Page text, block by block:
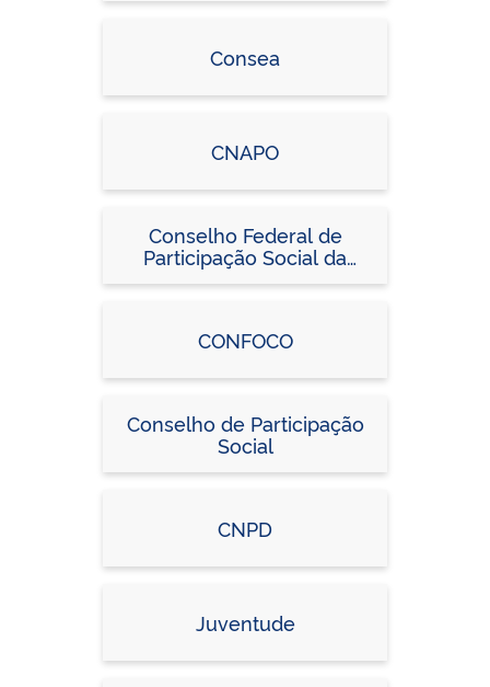
Consea
CNAPO
Conselho Federal de
Participação Social da
Bacia do Rio Doce
CONFOCO
Conselho de Participação
Social
CNPD
Juventude